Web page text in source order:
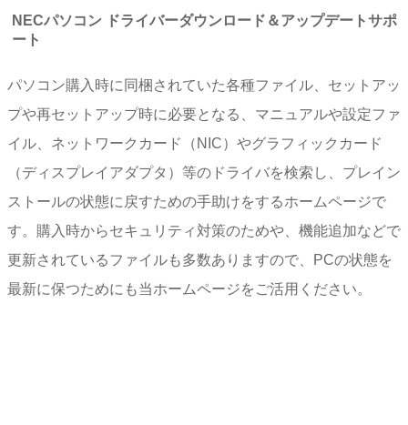
NECパソコン ドライバーダウンロード＆アップデートサポ
ート
パソコン購入時に同梱されていた各種ファイル、セットアッ
プや再セットアップ時に必要となる、マニュアルや設定ファ
イル、ネットワークカード（NIC）やグラフィックカード
（ディスプレイアダプタ）等のドライバを検索し、プレイン
ストールの状態に戻すための手助けをするホームページで
す。購入時からセキュリティ対策のためや、機能追加などで
更新されているファイルも多数ありますので、PCの状態を
最新に保つためにも当ホームページをご活用ください。